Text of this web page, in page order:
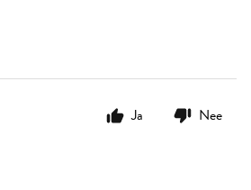
Ja Nee